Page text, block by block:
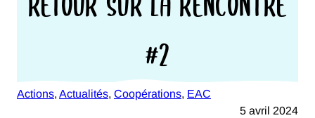
#2
Actions, Actualités, Coopérations, EAC
5 avril 2024